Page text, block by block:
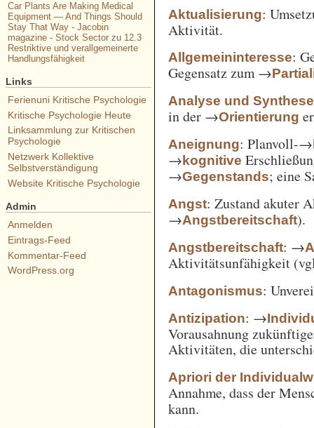
Aktualisierung:
Aktivität.
Allgemeininteresse:
Gegensatz zum →
Analyse und Synthese
in der →Orientierung
Aneignung: Planvoll-→
→kognitive
→Gegenstands; eine
Angst: Zustand akuter
→Angstbereitschaft).
Angstbereitschaft: →
Aktivitätsunfähigkeit
Antagonismus:
Antizipation: →
Vorausahnung
Aktivitäten, die
Apriori der
Annahme, dass der
kann.
Car Plants Are Making Medical
Equipment — And Things Should
Stay That Way - Jacobin
magazine - Stock Sectorzu 12.3
Restriktive und verallgemeinerte
Handlungsfähigkeit
Links
Ferienuni Kritische Psychologie
Kritische Psychologie Heute
Linksammlung zur Kritischen
Psychologie
Netzwerk Kollektive
Selbstverständigung
Website Kritische Psychologie
Admin
Anmelden
Eintrags-Feed
Kommentar-Feed
WordPress.org